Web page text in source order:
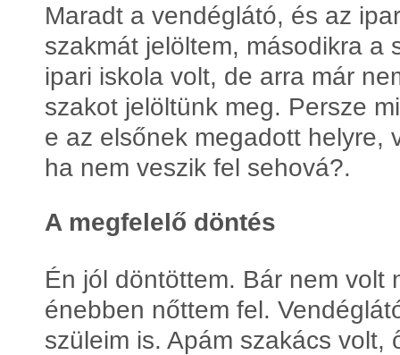
Maradt a vendéglátó, és az
szakmát jelöltem, másodikra a
ipari iskola volt, de arra már
szakot jelöltünk meg. Persze
e az elsőnek megadott helyre,
ha nem veszik fel sehová?.
A megfelelő döntés
Én jól döntöttem. Bár nem volt
énebben nőttem fel.
szüleim is. Apám szakács